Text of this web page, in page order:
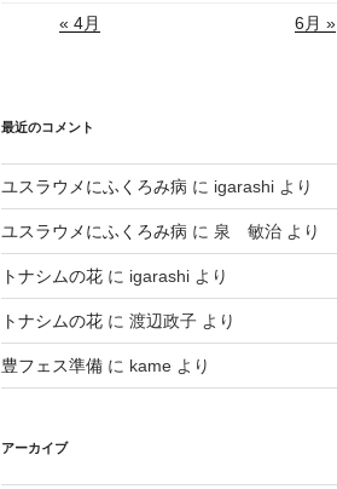
« 4月 6月 »
最近のコメント
ユスラウメにふくろみ病 に igarashiより
ユスラウメにふくろみ病 に 泉 敏治より
トナシムの花に igarashiより
トナシムの花に 渡辺政子より
豊フェス準備に kameより
アーカイブ